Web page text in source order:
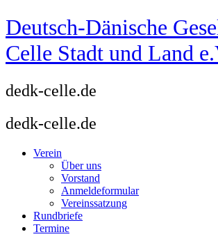
Zum
Inhalt
springen
Deutsch-Dänische
Celle Stadt und Land
dedk-celle.de
dedk-celle.de
Verein
Über uns
Vorstand
Anmeldeformular
Vereinssatzung
Rundbriefe
Termine